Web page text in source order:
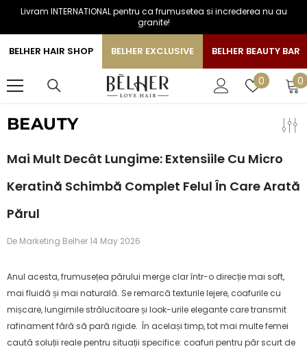
SARI LA CONTINUT
Livram INTERNATIONAL pentru ca frumusetea si increderea nu au
granite!
BELHER HAIR SHOP BELHER EXCLUSIVE BELHER BEAUTY BAR
0 Liste
00
BEAUTY
Mai Mult Decât Lungime: Extensiile Cu Micro
Keratină Schimbă Complet Felul În Care Arată
Părul
De Marketing Belher14 May 2026
Anul acesta, frumusețea părului merge clar într-o direcție mai soft,
mai fluidă și mai naturală. Se remarcă texturile lejere, coafurile cu
mișcare, lungimile strălucitoare și look-urile elegante care transmit
rafinament fără să pară rigide. În același timp, tot mai multe femei
caută soluții reale pentru situații specifice: coafuri pentru păr scurt de